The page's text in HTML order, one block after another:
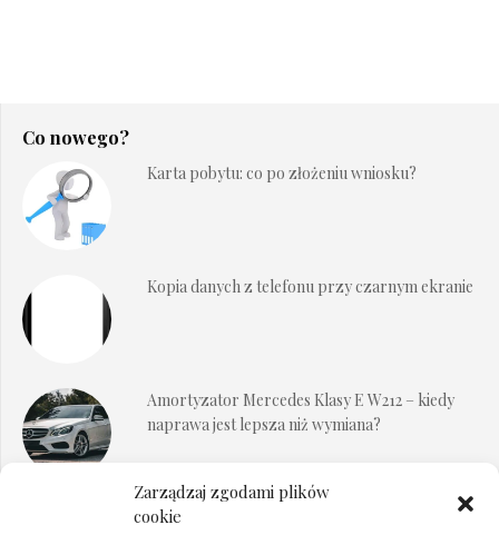
Zarządzaj zgodami plików
cookie
Co nowego?
Karta pobytu: co po złożeniu wniosku?
Kopia danych z telefonu przy czarnym ekranie
Amortyzator Mercedes Klasy E W212 – kiedy
naprawa jest lepsza niż wymiana?
Ile kosztuje psychoterapeuta prywatnie: cena